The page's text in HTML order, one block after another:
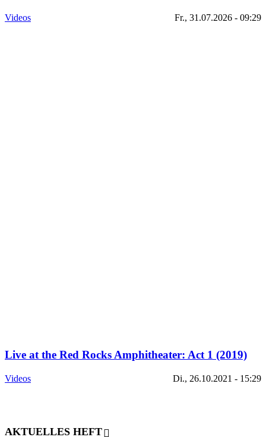
Videos Fr., 31.07.2026 - 09:29
Live at the Red Rocks Amphitheater: Act 1 (2019)
Videos Di., 26.10.2021 - 15:29
AKTUELLES HEFT